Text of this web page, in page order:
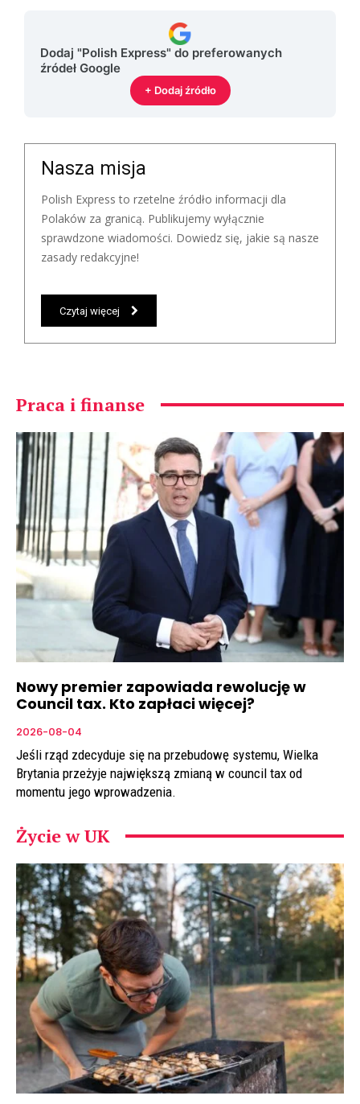
Dodaj "Polish Express" do preferowanych
źródeł Google
+ Dodaj źródło
Nasza misja
Polish Express to rzetelne źródło informacji dla
Polaków za granicą. Publikujemy wyłącznie
sprawdzone wiadomości. Dowiedz się, jakie są nasze
zasady redakcyjne!
Czytaj więcej
Praca i finanse
Nowy premier zapowiada rewolucję w
Council tax. Kto zapłaci więcej?
2026-08-04
Jeśli rząd zdecyduje się na przebudowę systemu, Wielka
Brytania przeżyje największą zmianą w council tax od
momentu jego wprowadzenia.
Życie w UK